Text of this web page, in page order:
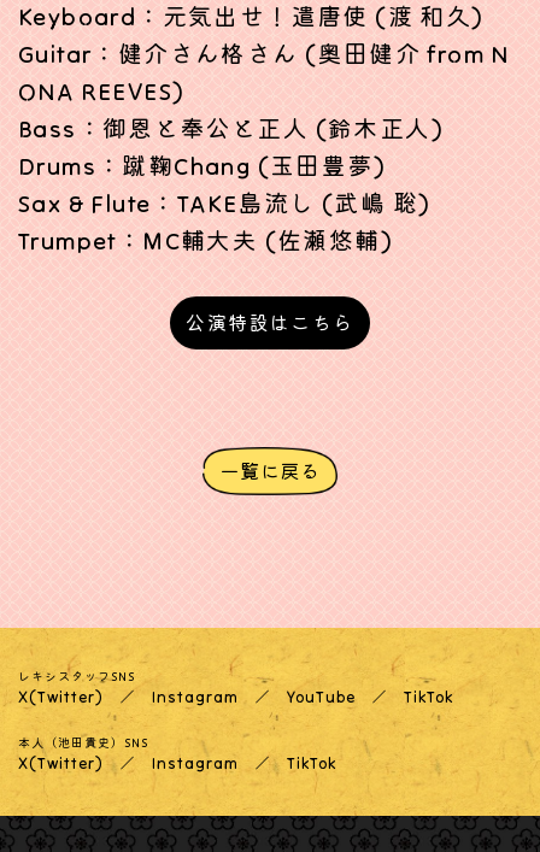
Keyboard：元気出せ！遣唐使 (渡 和久)
Guitar：健介さん格さん (奥田健介 from N
ONA REEVES)
Bass：御恩と奉公と正人 (鈴木正人)
Drums：蹴鞠Chang (玉田豊夢)
Sax & Flute：TAKE島流し (武嶋 聡)
Trumpet：MC輔大夫 (佐瀬悠輔)
公演特設はこちら
一覧に戻る
レキシスタッフSNS
X(Twitter) Instagram YouTube TikTok
本人（池田貴史）SNS
X(Twitter) Instagram TikTok